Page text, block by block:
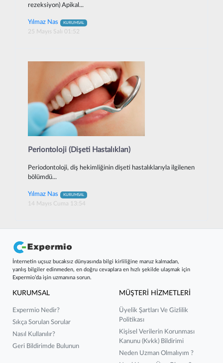
rezeksiyon) Apikal...
Yılmaz Nas KURUMSAL
25 Mayıs Salı 01:52
Periontoloji (Dişeti Hastalıkları)
Periodontoloji, diş hekimliğinin dişeti hastalıklarıyla ilgilenen
bölümdü...
Yılmaz Nas KURUMSAL
14 Mayıs Cuma 13:54
İnternetin uçsuz bucaksız dünyasında bilgi kirliliğine maruz kalmadan,
yanlış bilgiler edinmeden, en doğru cevaplara en hızlı şekilde ulaşmak için
Expermio’da işin uzmanına sorun.
KURUMSAL
Expermio Nedir?
Sıkça Sorulan Sorular
Nasıl Kullanılır?
Geri Bildirimde Bulunun
MÜŞTERİ HİZMETLERİ
Üyelik Şartları Ve Gizlilik
Politikası
Kişisel Verilerin Korunması
Kanunu (kvkk) Bildirimi
Neden Uzman Olmalıyım ?